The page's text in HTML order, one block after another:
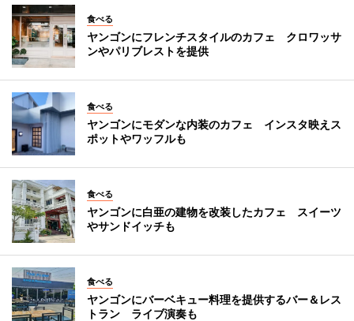
食べる
ヤンゴンにフレンチスタイルのカフェ クロワッサ
ンやパリブレストを提供
食べる
ヤンゴンにモダンな内装のカフェ インスタ映えス
ポットやワッフルも
食べる
ヤンゴンに白亜の建物を改装したカフェ スイーツ
やサンドイッチも
食べる
ヤンゴンにバーベキュー料理を提供するバー＆レス
トラン ライブ演奏も